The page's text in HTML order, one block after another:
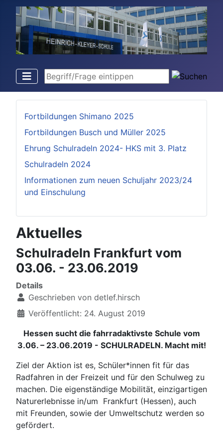
Begriff/Frage eintippen
Fortbildungen Shimano 2025
Fortbildungen Busch und Müller 2025
Ehrung Schulradeln 2024- HKS mit 3. Platz
Schulradeln 2024
Informationen zum neuen Schuljahr 2023/24
und Einschulung
Aktuelles
Schulradeln Frankfurt vom
03.06. - 23.06.2019
Details
Geschrieben von detlef.hirsch
Veröffentlicht: 24. August 2019
Hessen sucht die fahrradaktivste Schule vom
3.06. – 23.06.2019 - SCHULRADELN. Macht mit!
Ziel der Aktion ist es, Schüler*innen fit für das
Radfahren in der Freizeit und für den Schulweg zu
machen. Die eigenständige Mobilität, einzigartigen
Naturerlebnisse in/um Frankfurt (Hessen), auch
mit Freunden, sowie der Umweltschutz werden so
gefördert.